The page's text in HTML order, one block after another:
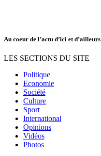
Au coeur de l’actu d’ici et d’ailleurs
LES SECTIONS DU SITE
Politique
Economie
Société
Culture
Sport
International
Opinions
Vidéos
Photos